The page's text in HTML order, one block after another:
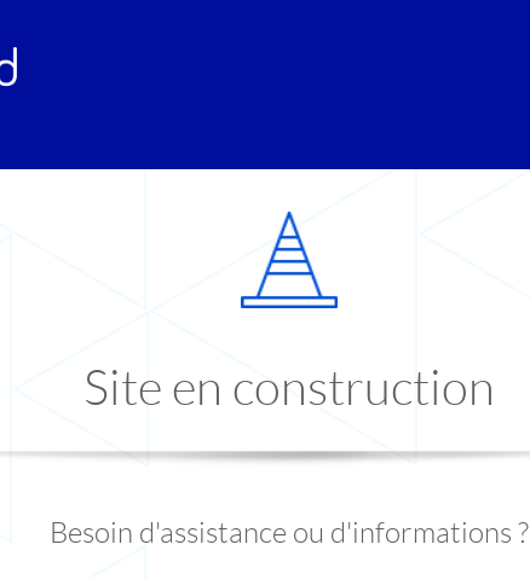
Site en construction
Besoin d'assistance ou d'informations ?